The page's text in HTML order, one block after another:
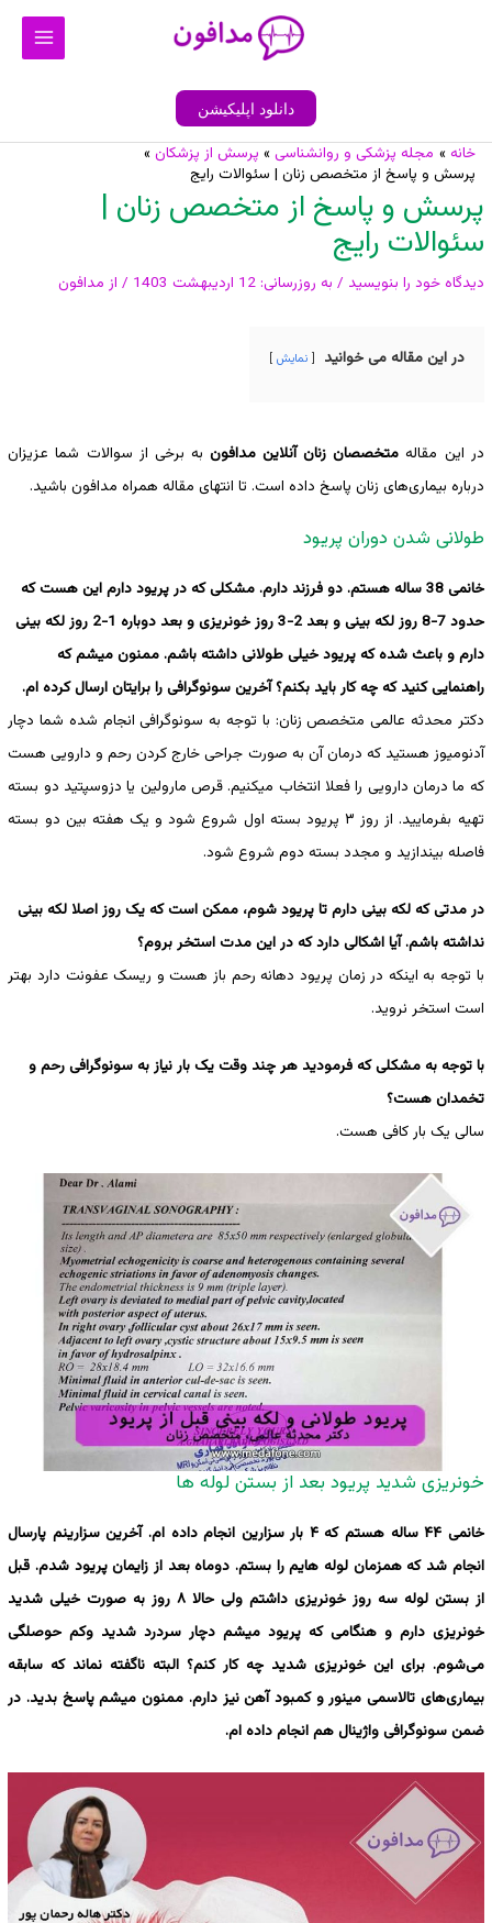
Main
دانلود اپلیکیشن
خانه مجله پزشکی و روانشناسی
پرسش از پزشکان
پرسش و پاسخ از متخصص زنان | سئوالات رایج
پرسش و پاسخ از متخصص زنان |
سئوالات رایج
دیدگاه‌ خود را بنویسید / به روزرسانی: 12 اردیبهشت 1403 / از مدافون
در این مقاله می خوانید نمایش
در این مقاله متخصصان زنان آنلاین مدافون به برخی از سوالات شما عزیزان
درباره بیماری‌های زنان پاسخ داده است. تا انتهای مقاله همراه مدافون باشید.
طولانی شدن دوران پریود
خانمی 38 ساله هستم. دو فرزند دارم. مشکلی که در پریود دارم این هست که
حدود 7-8 روز لکه بینی و بعد 2-3 روز خونریزی و بعد دوباره 1-2 روز لکه بینی
دارم و باعث شده که پریود خیلی طولانی داشته باشم. ممنون میشم که
راهنمایی کنید که چه کار باید بکنم؟ آخرین سونوگرافی را برایتان ارسال کرده ام.
دکتر محدثه عالمی متخصص زنان: با توجه به سونوگرافی انجام شده شما دچار
آدنومیوز هستید که درمان آن به صورت جراحی خارج کردن رحم و دارویی هست
که ما درمان دارویی را فعلا انتخاب میکنیم. قرص مارولین یا دزوسپتید دو بسته
تهیه بفرمایید. از روز ۳ پریود بسته اول شروع شود و یک هفته بین دو بسته
فاصله بیندازید و مجدد بسته دوم شروع شود.
در مدتی که لکه بینی دارم تا پریود شوم، ممکن است که یک روز اصلا لکه بینی
نداشته باشم. آیا اشکالی دارد که در این مدت استخر بروم؟
با توجه به اینکه در زمان پریود دهانه رحم باز هست و ریسک عفونت دارد بهتر
است استخر نروید.
با توجه به مشکلی که فرمودید هر چند وقت یک بار نیاز به سونوگرافی رحم و
تخمدان هست؟
سالی یک بار کافی هست.
خونریزی شدید پریود بعد از بستن لوله ها
خانمی ۴۴ ساله هستم که ۴ بار سزارین انجام داده ام. آخرین سزارینم پارسال
انجام شد که همزمان لوله هایم را بستم. دوماه بعد از زایمان پریود شدم. قبل
از بستن لوله سه روز خونریزی داشتم ولی حالا ۸ روز به صورت خیلی شدید
خونریزی دارم و هنگامی که پریود میشم دچار سردرد شدید وکم حوصلگی
می‌شوم. برای این خونریزی شدید چه کار کنم؟ البته ناگفته نماند که سابقه
بیماری‌های تالاسمی مینور و کمبود آهن نیز دارم. ممنون میشم پاسخ بدید. در
ضمن سونوگرافی واژینال هم انجام داده ام.
پیمایش
نوشته